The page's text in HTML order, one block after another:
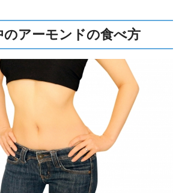
のアーモンドの食べ方